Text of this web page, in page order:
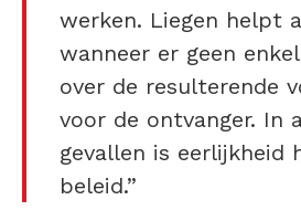
werken. Liegen helpt
wanneer er geen
over de resulterende
voor de ontvanger. In
gevallen is eerlijkheid
beleid.”